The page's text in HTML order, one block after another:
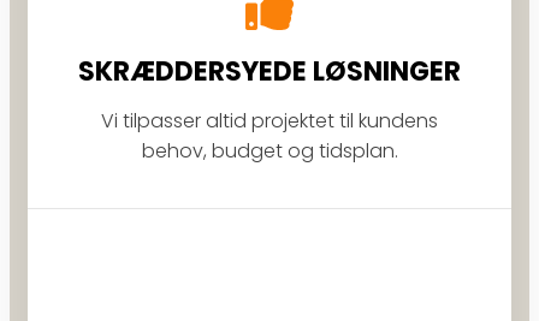
SKRÆDDERSYEDE LØSNINGER
Vi tilpasser altid projektet til kundens
behov, budget og tidsplan.